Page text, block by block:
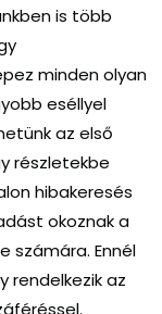
is több
minden olyan
eséllyel
az első
részletekbe
hibakeresés
okoznak a
számára. Ennél
rendelkezik az